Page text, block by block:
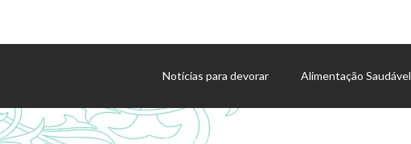
Notícias para devorar Alimentação Saudável
Agenda de eventos